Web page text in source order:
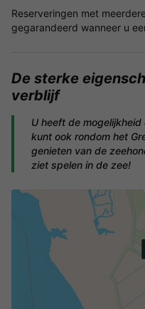
Reserveringen met
gegarandeerd wanneer u
De sterke
verblijf
U heeft de
kunt ook rondom het
genieten van de
ziet spelen in de zee!